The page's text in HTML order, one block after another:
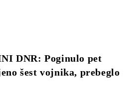
DNR: Poginulo pet
šest vojnika, prebeglo